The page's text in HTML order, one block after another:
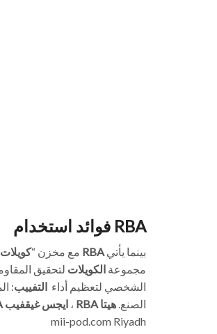
فوائد استخدام RBA
بينما يأتي RBA مع مخزن “كويلات
مجموعة الكويلات لتحقيق
الشخصي لتعظيم أداء التفييب:
الصنع. هيتا RBA ، ايجس غيقفيب
mii-pod.com Riyadh